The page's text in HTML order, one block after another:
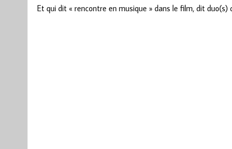
Et qui dit « rencontre en musique » dans le film, dit duo(s)